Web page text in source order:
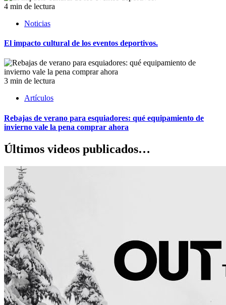
4 min de lectura
Noticias
El impacto cultural de los eventos deportivos.
3 min de lectura
Artículos
Rebajas de verano para esquiadores: qué equipamiento de
invierno vale la pena comprar ahora
Últimos videos publicados…